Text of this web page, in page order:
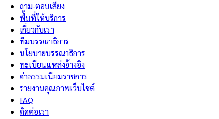
ถาม-ตอบเสียง
พื้นที่ให้บริการ
เกี่ยวกับเรา
ทีมบรรณาธิการ
นโยบายบรรณาธิการ
ทะเบียนแหล่งอ้างอิง
ค่าธรรมเนียมราชการ
รายงานคุณภาพเว็บไซต์
FAQ
ติดต่อเรา